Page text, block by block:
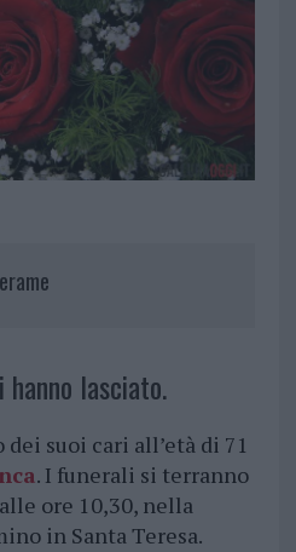
lasciato.
dei suoi cari all’età di 71
. I funerali si terranno
ore 10,30, nella
in Santa Teresa.